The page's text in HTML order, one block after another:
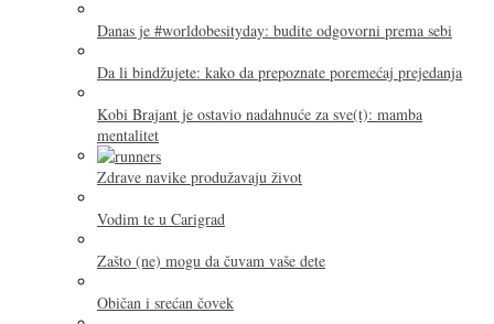
Danas je #worldobesityday: budite odgovorni prema sebi
Da li bindžujete: kako da prepoznate poremećaj prejedanja
Kobi Brajant je ostavio nadahnuće za sve(t): mamba
mentalitet
Zdrave navike produžavaju život
Vodim te u Carigrad
Zašto (ne) mogu da čuvam vaše dete
Običan i srećan čovek